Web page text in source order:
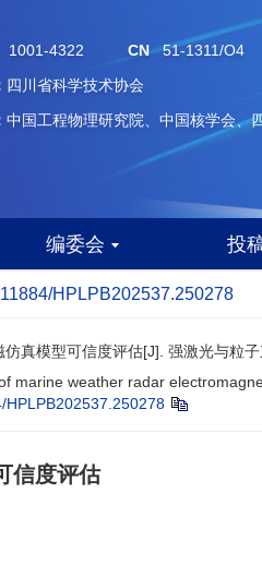
1001-4322 CN51-1311/O4
四川省科学技术协会
中国工程物理研究院、中国核学会、
编委会 投
HPLPB202537.250278
真模型可信度评估[J]. 强激光与粒
marine weather radar
HPLPB202537.250278
信度评估